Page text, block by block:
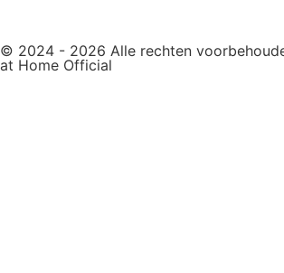
© 2024 - 2026 Alle rechten
at Home Official